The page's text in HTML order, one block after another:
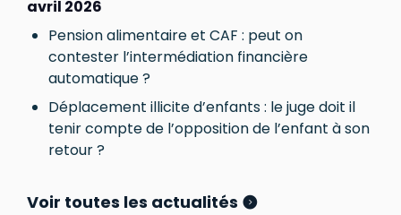
avril 2026
Pension alimentaire et CAF : peut on
contester l’intermédiation financière
automatique ?
Déplacement illicite d’enfants : le juge doit il
tenir compte de l’opposition de l’enfant à son
retour ?
Voir toutes les actualités